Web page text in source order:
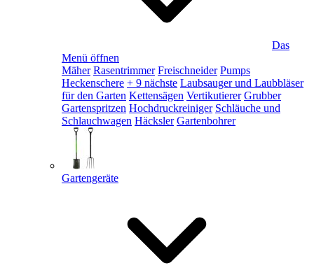
Das
Menü öffnen
Mäher Rasentrimmer Freischneider Pumps
Heckenschere + 9 nächste Laubsauger und Laubbläser
für den Garten Kettensägen Vertikutierer Grubber
Gartenspritzen Hochdruckreiniger Schläuche und
Schlauchwagen Häcksler Gartenbohrer
Gartengeräte